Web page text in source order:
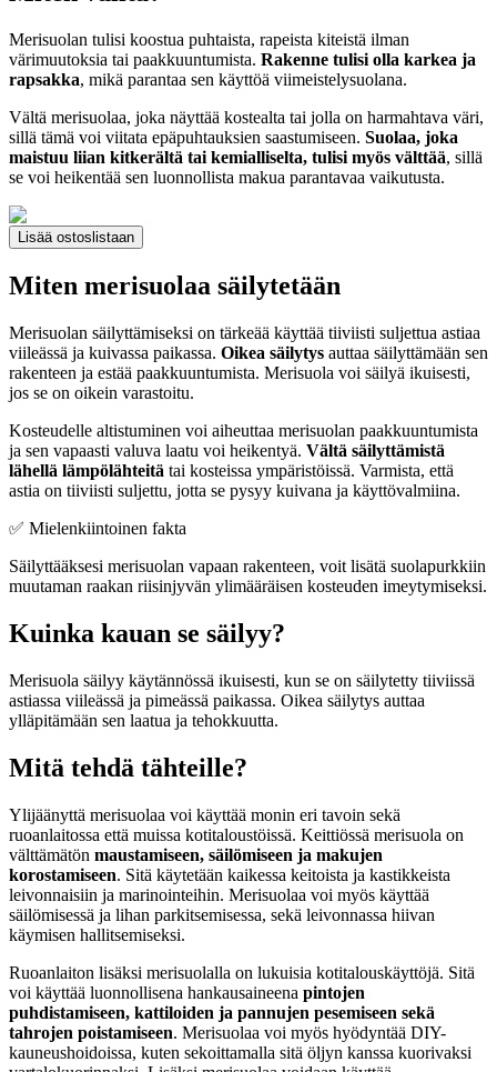
Merisuolan tulisi koostua puhtaista, rapeista kiteistä ilman
värimuutoksia tai paakkuuntumista. Rakenne tulisi olla karkea ja
rapsakka, mikä parantaa sen käyttöä viimeistelysuolana.
Vältä merisuolaa, joka näyttää kostealta tai jolla on harmahtava väri,
sillä tämä voi viitata epäpuhtauksien saastumiseen. Suolaa, joka
maistuu liian kitkerältä tai kemialliselta, tulisi myös välttää, sillä
se voi heikentää sen luonnollista makua parantavaa vaikutusta.
Lisää ostoslistaan
Miten merisuolaa säilytetään
Merisuolan säilyttämiseksi on tärkeää käyttää tiiviisti suljettua astiaa
viileässä ja kuivassa paikassa. Oikea säilytys auttaa säilyttämään sen
rakenteen ja estää paakkuuntumista. Merisuola voi säilyä ikuisesti,
jos se on oikein varastoitu.
Kosteudelle altistuminen voi aiheuttaa merisuolan paakkuuntumista
ja sen vapaasti valuva laatu voi heikentyä. Vältä säilyttämistä
lähellä lämpölähteitä tai kosteissa ympäristöissä. Varmista, että
astia on tiiviisti suljettu, jotta se pysyy kuivana ja käyttövalmiina.
✅ Mielenkiintoinen fakta
Säilyttääksesi merisuolan vapaan rakenteen, voit lisätä suolapurkkiin
muutaman raakan riisinjyvän ylimääräisen kosteuden imeytymiseksi.
Kuinka kauan se säilyy?
Merisuola säilyy käytännössä ikuisesti, kun se on säilytetty tiiviissä
astiassa viileässä ja pimeässä paikassa. Oikea säilytys auttaa
ylläpitämään sen laatua ja tehokkuutta.
Mitä tehdä tähteille?
Ylijäänyttä merisuolaa voi käyttää monin eri tavoin sekä
ruoanlaitossa että muissa kotitaloustöissä. Keittiössä merisuola on
välttämätön maustamiseen, säilömiseen ja makujen
korostamiseen. Sitä käytetään kaikessa keitoista ja kastikkeista
leivonnaisiin ja marinointeihin. Merisuolaa voi myös käyttää
säilömisessä ja lihan parkitsemisessa, sekä leivonnassa hiivan
käymisen hallitsemiseksi.
Ruoanlaiton lisäksi merisuolalla on lukuisia kotitalouskäyttöjä. Sitä
voi käyttää luonnollisena hankausaineena pintojen
puhdistamiseen, kattiloiden ja pannujen pesemiseen sekä
tahrojen poistamiseen. Merisuolaa voi myös hyödyntää DIY-
kauneushoidoissa, kuten sekoittamalla sitä öljyn kanssa kuorivaksi